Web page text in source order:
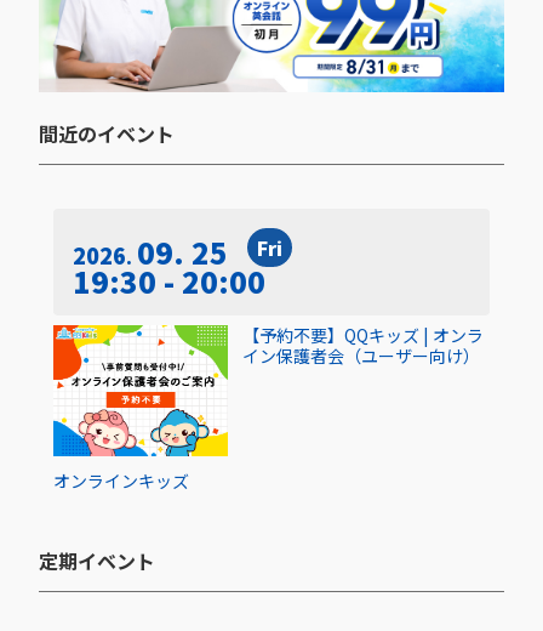
間近のイベント​
2026 09. 25 Fri
19:30 - 20:00
オンラインキッズ
【予約不要】QQキッズ | オンラ
イン保護者会（ユーザー向け）
定期イベント​